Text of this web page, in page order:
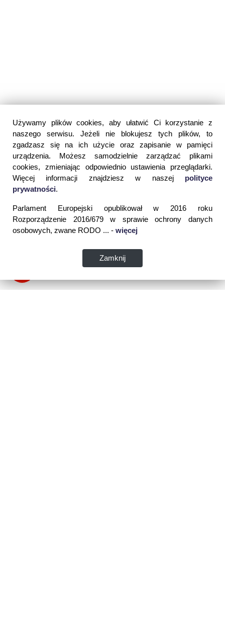
Używamy plików cookies, aby ułatwić Ci korzystanie z
naszego serwisu. Jeżeli nie blokujesz tych plików, to
zgadzasz się na ich użycie oraz zapisanie w pamięci
urządzenia. Możesz samodzielnie zarządzać plikami
cookies, zmieniając odpowiednio ustawienia przeglądarki.
Więcej informacji znajdziesz w naszej polityce
prywatności.
Parlament Europejski opublikował w 2016 roku
Rozporządzenie 2016/679 w sprawie ochrony danych
osobowych, zwane RODO ... - więcej
Zamknij